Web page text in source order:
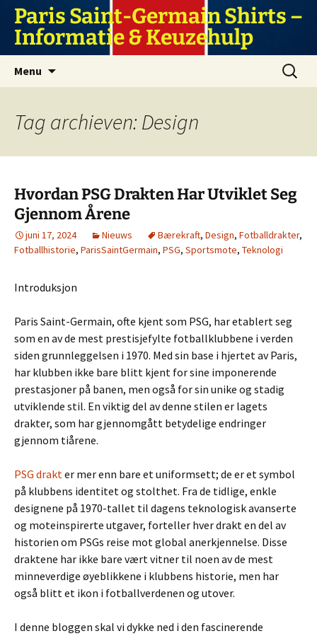
naar
inhoud
Paris Saint-Germain Shirts –
Informatie & Keuzehulp
Menu
Zoeken
naar:
Tag archieven: Design
Hvordan PSG Drakten Har Utviklet Seg
Gjennom Årene
juni 17, 2024 Nieuws Bærekraft, Design, Fotballdrakter,
Fotballhistorie, ParisSaintGermain, PSG, Sportsmote, Teknologi
Introduksjon
Paris Saint-Germain, ofte kjent som PSG, har etablert seg
som en av de mest prestisjefylte fotballklubbene i verden
siden grunnleggelsen i 1970. Med sin base i hjertet av Paris,
har klubben ikke bare blitt kjent for sine imponerende
prestasjoner på banen, men også for sin unike og stadig
utviklende stil. En viktig del av denne stilen er lagets
drakter, som har gjennomgått betydelige endringer
gjennom tiårene.
PSG drakter mer enn bare et uniformsett; de er et symbol
på klubbens identitet og stolthet. Fra de tidlige, enkle
designene på 1970-tallet til dagens teknologisk avanserte
og moteinspirerte utgaver, forteller hver drakt en del av
historien om PSGs reise mot global anerkjennelse. Disse
draktene har ikke bare vært vitner til noen av de mest
minneverdige øyeblikkene i klubbens historie, men har
også blitt et ikon i fotballverdenen og utover.
I denne bloggen skal vi dykke ned i den fascinerende